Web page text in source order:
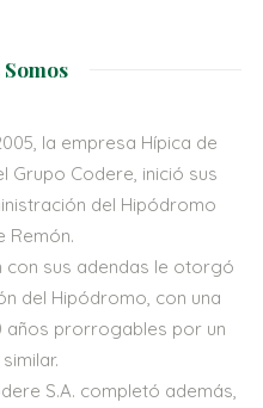
la empresa Hípica de
Grupo Codere, inició sus
del Hipódromo
Remón.
con sus adendas le otorgó
del Hipódromo, con una
prorrogables por un
S.A. completó además,